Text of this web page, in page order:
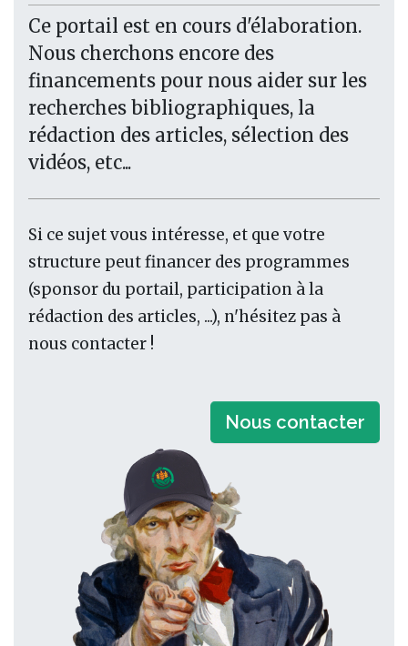
Ce portail est en cours d'élaboration.
Nous cherchons encore des
financements pour nous aider sur les
recherches bibliographiques, la
rédaction des articles, sélection des
vidéos, etc...
Si ce sujet vous intéresse, et que votre
structure peut financer des programmes
(sponsor du portail, participation à la
rédaction des articles, ...), n'hésitez pas à
nous contacter !
Nous contacter